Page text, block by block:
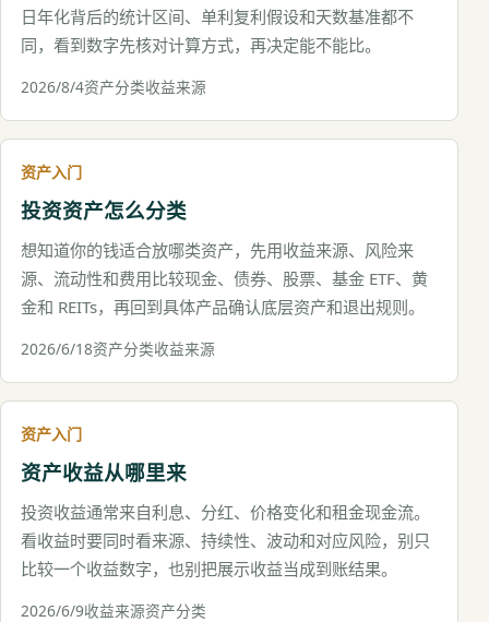
日年化背后的统计区间、单利复利假设和天数基准都不
同，看到数字先核对计算方式，再决定能不能比。
2026/8/4资产分类收益来源
资产入门
投资资产怎么分类
想知道你的钱适合放哪类资产，先用收益来源、风险来
源、流动性和费用比较现金、债券、股票、基金 ETF、黄
金和 REITs，再回到具体产品确认底层资产和退出规则。
2026/6/18资产分类收益来源
资产入门
资产收益从哪里来
投资收益通常来自利息、分红、价格变化和租金现金流。
看收益时要同时看来源、持续性、波动和对应风险，别只
比较一个收益数字，也别把展示收益当成到账结果。
2026/6/9收益来源资产分类